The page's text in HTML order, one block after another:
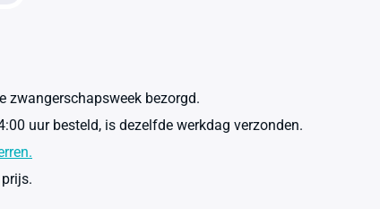
zwangerschapsweek bezorgd.
uur besteld, is dezelfde werkdag verzonden.